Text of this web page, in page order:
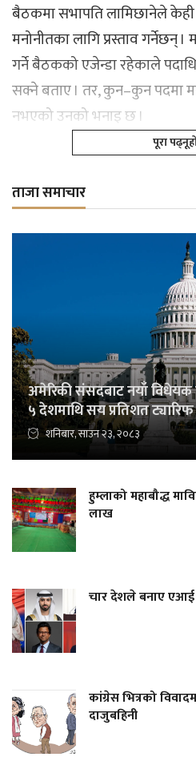
बैठकमा सभापति लामिछानेले केही
मनोनीतका लागि प्रस्ताव गर्नेछन् ।
गर्ने बैठकको एजेन्डा रहेकाले
सक्ने बताए । तर, कुन–कुन पदमा
नभएको उनको भनाइ छ ।
पूरा
ताजा समाचार
अमेरिकी संसदबाट नयाँ विधेयक
५ देशमाथि सय प्रतिशत
शनिबार, साउन २३, २०८३
हुम्लाको महाबौद्ध
लाख
चार देशले बनाए एआई
कांग्रेस भित्रको
दाजुबहिनी